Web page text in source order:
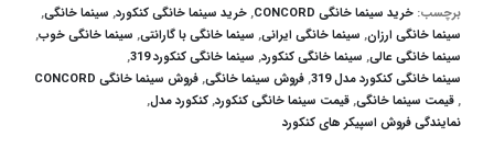
برچسب: خرید سینما خانگی CONCORD ,خرید سینما خانگی کنکورد, سینما خانگی,
سینما خانگی ارزان, سینما خانگی ایرانی, سینما خانگی با گارانتی, سینما خانگی خوب,
سینما خانگی عالی, سینما خانگی کنکورد, سینما خانگی کنکورد 319
,
سینما خانگی کنکورد مدل 319
,فروش سینما خانگی,فروش سینما خانگی CONCORD
,قیمت سینما خانگی,قیمت سینما خانگی کنکورد,کنکورد مدل,
نمایندگی فروش اسپیکر های کنکورد